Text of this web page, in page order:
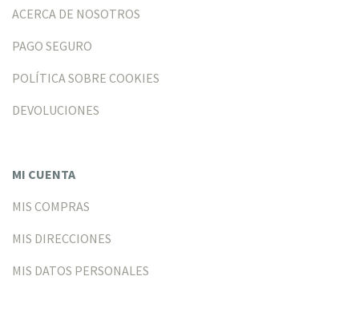
ACERCA DE NOSOTROS
PAGO SEGURO
POLÍTICA SOBRE COOKIES
DEVOLUCIONES
MI CUENTA
MIS COMPRAS
MIS DIRECCIONES
MIS DATOS PERSONALES